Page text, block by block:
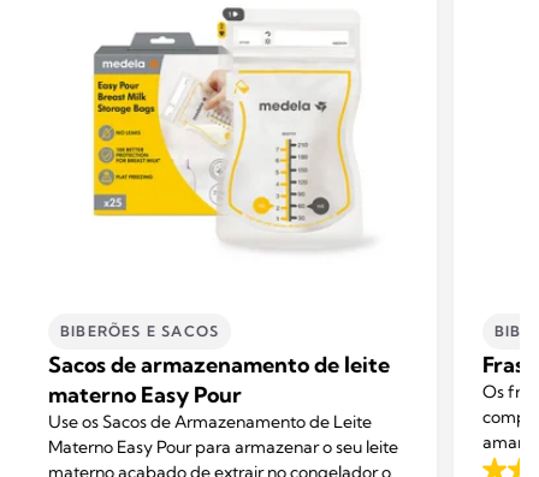
BIBERÕES E SACOS
Sacos de armazenamento de leite
materno Easy Pour
Use os Sacos de Armazenamento de Leite
Materno Easy Pour para armazenar o seu leite
materno acabado de extrair no congelador ou
Os
da